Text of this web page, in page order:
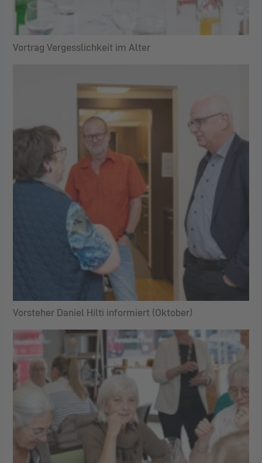
Vortrag Vergesslichkeit im Alter
Vorsteher Daniel Hilti informiert (Oktober)